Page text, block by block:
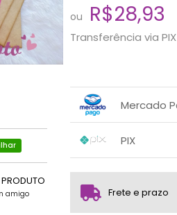
amigo
ou R$28,93
Transferência via PIX
Mercado
PIX
Frete e prazo